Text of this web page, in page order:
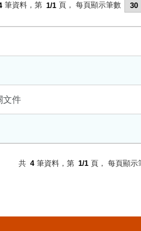
筆資料，第 1/1 頁， 每頁顯示筆數
文件
共 4 筆資料，第 1/1 頁， 每頁顯示